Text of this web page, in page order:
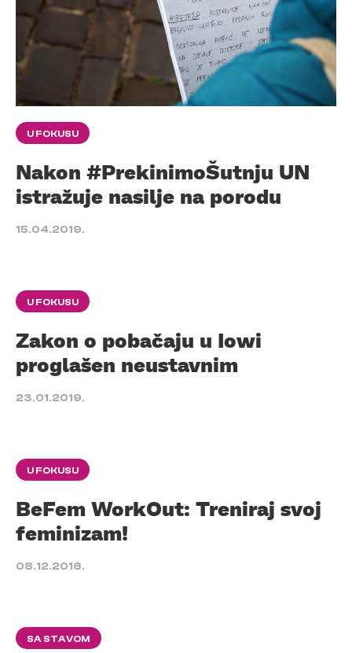
U FOKUSU
Nakon #PrekinimoŠutnju UN
istražuje nasilje na porodu
15.04.2019.
U FOKUSU
Zakon o pobačaju u Iowi
proglašen neustavnim
23.01.2019.
U FOKUSU
BeFem WorkOut: Treniraj svoj
feminizam!
08.12.2016.
SA STAVOM